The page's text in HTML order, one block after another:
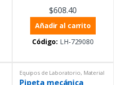
$608.40
Añadir al carrito
Código: LH-729080
Equipos de Laboratorio, Material
volumétrico Micropipetas
Monocanales,Pipetas mecánicas
Pipeta mecánica